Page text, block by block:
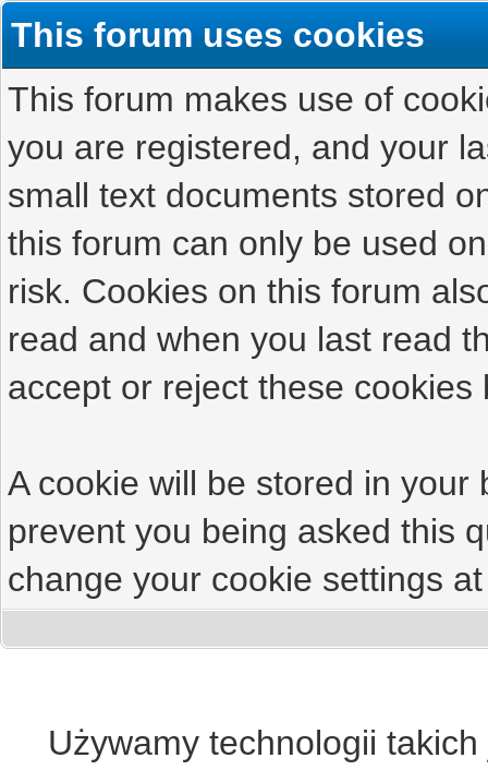
This forum uses cookies
This forum makes use of
you are registered, and your
small text documents stored
this forum can only be used
risk. Cookies on this forum
read and when you last read
accept or reject these cookies
A cookie will be stored in
prevent you being asked this
change your cookie settings
Używamy technologii